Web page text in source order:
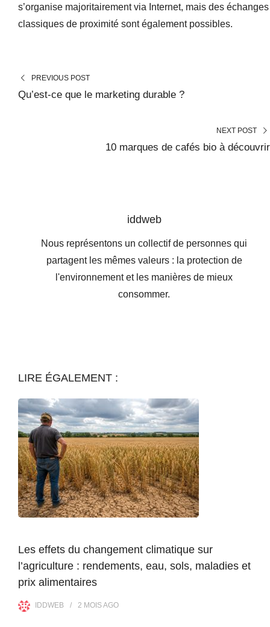
s’organise majoritairement via Internet, mais des échanges
classiques de proximité sont également possibles.
PREVIOUS POST
Qu’est-ce que le marketing durable ?
NEXT POST
10 marques de cafés bio à découvrir
iddweb
Nous représentons un collectif de personnes qui
partagent les mêmes valeurs : la protection de
l'environnement et les manières de mieux
consommer.
LIRE ÉGALEMENT :
Les effets du changement climatique sur
l’agriculture : rendements, eau, sols, maladies et
prix alimentaires
IDDWEB 2 MOISAGO